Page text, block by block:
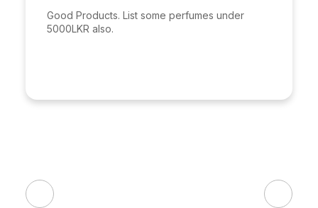
Good Products. List some perfumes under
5000LKR also.